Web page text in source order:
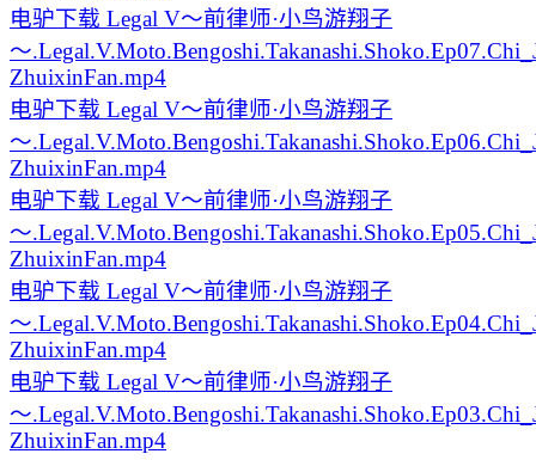
电驴下载 Legal V～前律师·小鸟游翔子
～
ZhuixinFan.mp4
电驴下载 Legal V～前律师·小鸟游翔子
～
ZhuixinFan.mp4
电驴下载 Legal V～前律师·小鸟游翔子
～
ZhuixinFan.mp4
电驴下载 Legal V～前律师·小鸟游翔子
～
ZhuixinFan.mp4
电驴下载 Legal V～前律师·小鸟游翔子
～
ZhuixinFan.mp4